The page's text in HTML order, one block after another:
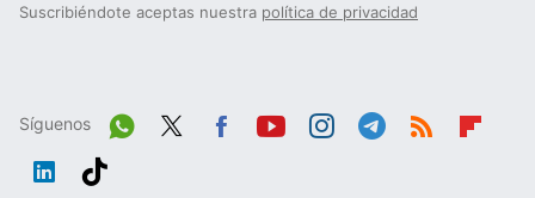
Suscribiéndote aceptas nuestra política de privacidad
Síguenos
Wh